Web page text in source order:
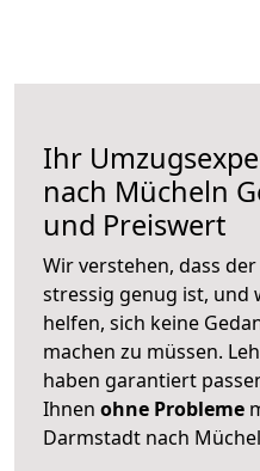
Ihr
nach Mücheln
und Preiswert
Wir verstehen, dass
stressig genug ist, und
helfen, sich keine
machen zu müssen.
haben garantiert
Ihnen ohne Probleme
Darmstadt nach